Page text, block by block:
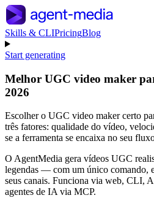
Skills & CLIPricingBlog
Start generating
Melhor UGC video maker
2026
Escolher o UGC video maker certo
três fatores: qualidade do vídeo,
se a ferramenta se encaixa no seu
O AgentMedia gera vídeos UGC
legendas — com um único comando,
seus canais. Funciona via web, CLI,
agentes de IA via MCP.